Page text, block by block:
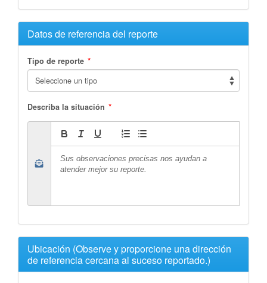
Datos de referencia del reporte
Tipo de reporte *
Describa la situación *
Ubicación (Observe y proporcione una dirección
de referencia cercana al suceso reportado.)